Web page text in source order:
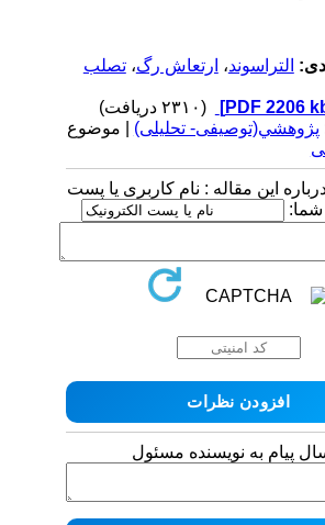
التراسوند،ارتعاش رگ،تصلب
تحلیلی) | موضوع
این مقاله : نام کاربری یا پست
پیام به نویسنده مسئول